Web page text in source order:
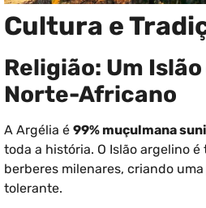
Cultura e
Religião: Um
Norte-Africano
A Argélia é 99% muçulmana
toda a história. O Islão argelino
berberes milenares, criando
tolerante.